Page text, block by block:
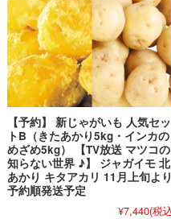
【予約】 新じゃがいも 人気セッ
トB（きたあかり5kg・インカの
めざめ5kg） 【TV放送 マツコの
知らない世界 ♪】 ジャガイモ 北
あかり キタアカリ 11月上旬より
予約順発送予定
¥7,440(税